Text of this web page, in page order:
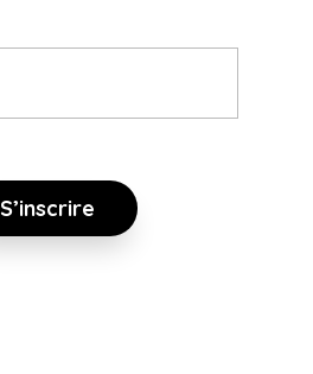
S’inscrire